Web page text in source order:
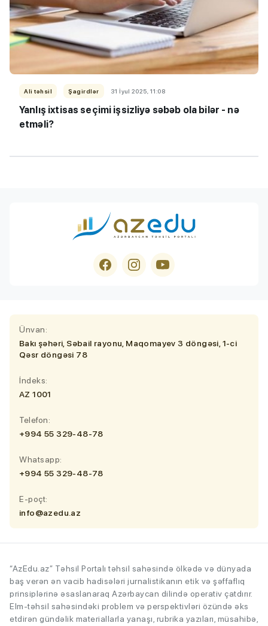
Ali təhsil Şagirdlər 31 İyul 2025, 11:08
Yanlış ixtisas seçimi işsizliyə səbəb ola bilər - nə
etməli?
Ünvan:
Bakı şəhəri, Səbail rayonu, Maqomayev 3 döngəsi, 1-ci
Qəsr döngəsi 78
İndeks:
AZ 1001
Telefon:
+994 55 329-48-78
Whatsapp:
+994 55 329-48-78
E-poçt:
info@azedu.az
“AzEdu.az” Təhsil Portalı təhsil sahəsində ölkədə və dünyada
baş verən ən vacib hadisələri jurnalistikanın etik və şəffaflıq
prinsiplərinə əsaslanaraq Azərbaycan dilində operativ çatdırır.
Elm-təhsil sahəsindəki problem və perspektivləri özündə əks
etdirən gündəlik materiallarla yanaşı, rubrika yazıları, müsahibə,